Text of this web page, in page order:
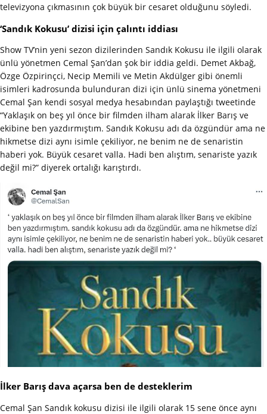
televizyona çıkmasının çok büyük bir cesaret olduğunu söyledi.
‘Sandık Kokusu’ dizisi için çalıntı iddiası
Show TV’nin yeni sezon dizilerinden Sandık Kokusu ile ilgili olarak
ünlü yönetmen Cemal Şan’dan şok bir iddia geldi. Demet Akbağ,
Özge Özpirinçci, Necip Memili ve Metin Akdülger gibi önemli
isimleri kadrosunda bulunduran dizi için ünlü sinema yönetmeni
Cemal Şan kendi sosyal medya hesabından paylaştığı tweetinde
“Yaklaşık on beş yıl önce bir filmden ilham alarak İlker Barış ve
ekibine ben yazdırmıştım. Sandık Kokusu adı da özgündür ama ne
hikmetse dizi aynı isimle çekiliyor, ne benim ne de senaristin
haberi yok. Büyük cesaret valla. Hadi ben alıştım, senariste yazık
değil mi?” diyerek ortalığı karıştırdı.
İlker Barış dava açarsa ben de desteklerim
Cemal Şan Sandık kokusu dizisi ile ilgili olarak 15 sene önce aynı